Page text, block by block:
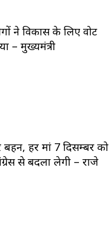
ने विकास के लिए वोट
– मुख्यमंत्री
बहन, हर मां 7 दिसम्बर को
से बदला लेगी – राजे